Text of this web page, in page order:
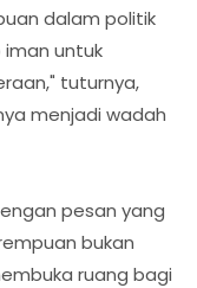
dalam politik
untuk
tuturnya,
menjadi wadah
pesan yang
bukan
ruang bagi